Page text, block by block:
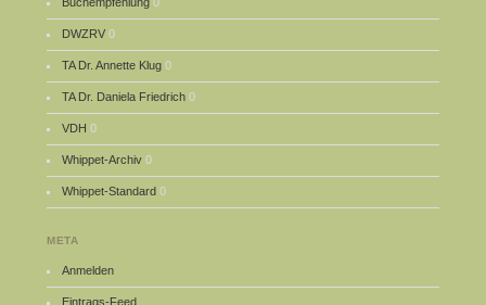
Buchempfehlung 0
DWZRV 0
TA Dr. Annette Klug 0
TA Dr. Daniela Friedrich 0
VDH 0
Whippet-Archiv 0
Whippet-Standard 0
META
Anmelden
Eintrags-Feed